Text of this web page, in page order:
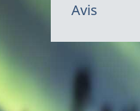
Avis